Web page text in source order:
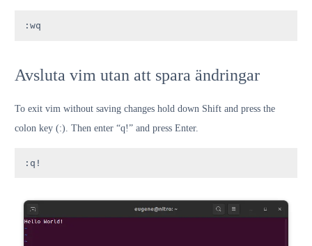
:wq
Avsluta vim utan att spara ändringar
To exit vim without saving changes hold down Shift and press the
colon key (:). Then enter “q!” and press Enter.
:q!